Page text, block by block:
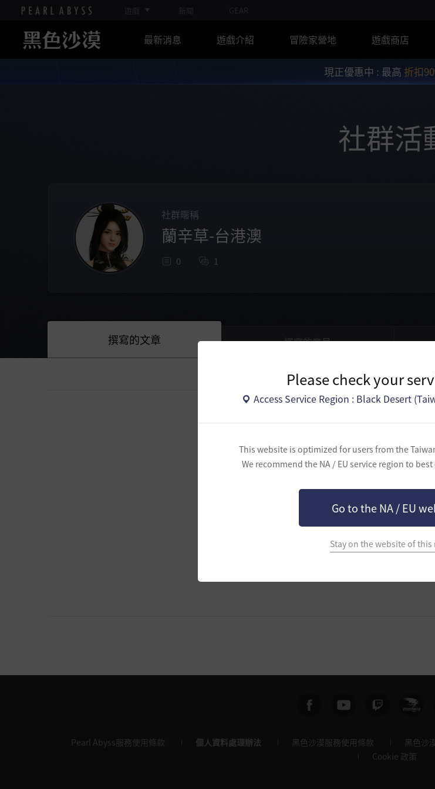
遊戲 新聞 GEAR
Please check your
Access Service Region : Black Desert
This website is optimized for users from the
We recommend the NA / EU service region to
Go to the NA / EU
Stay on the website of this
最新消息 遊戲介紹 冒險家營地 遊戲商店
現正優惠中 : 最高 折扣
社群活
社群暱稱
蘭辛草-台港澳
0 1
撰寫的文章 撰寫的意見
沒有撰寫的文章
Pearl Abyss服務使用條款 個人資料處理辦法 黑色沙漠服務使用條款 黑色沙
Cookie 政策